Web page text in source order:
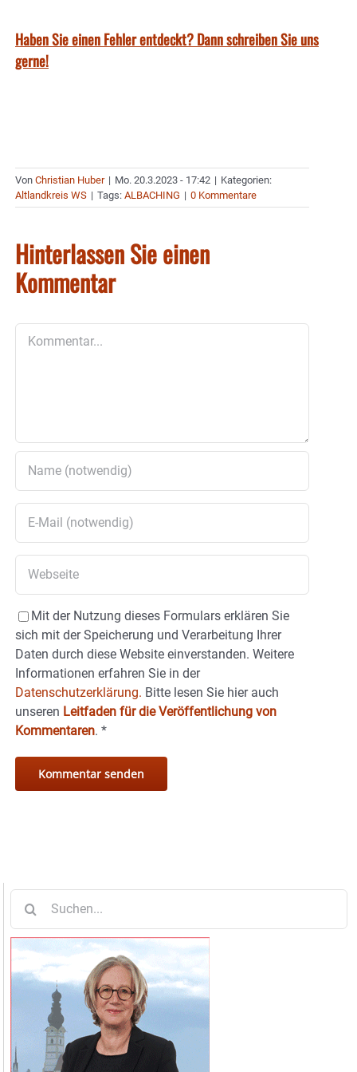
Haben Sie einen Fehler entdeckt? Dann schreiben Sie uns
gerne!
Von Christian Huber | Mo. 20.3.2023 - 17:42 | Kategorien:
Altlandkreis WS | Tags: ALBACHING | 0 Kommentare
Hinterlassen Sie einen
Kommentar
Mit der Nutzung dieses Formulars erklären Sie
sich mit der Speicherung und Verarbeitung Ihrer
Daten durch diese Website einverstanden. Weitere
Informationen erfahren Sie in der
Datenschutzerklärung. Bitte lesen Sie hier auch
unseren Leitfaden für die Veröffentlichung von
Kommentaren. *
nach: